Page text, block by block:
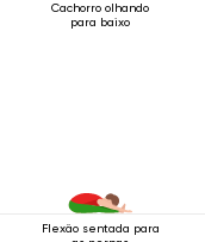
Cachorro olhando
para baixo
Flexão sentada para